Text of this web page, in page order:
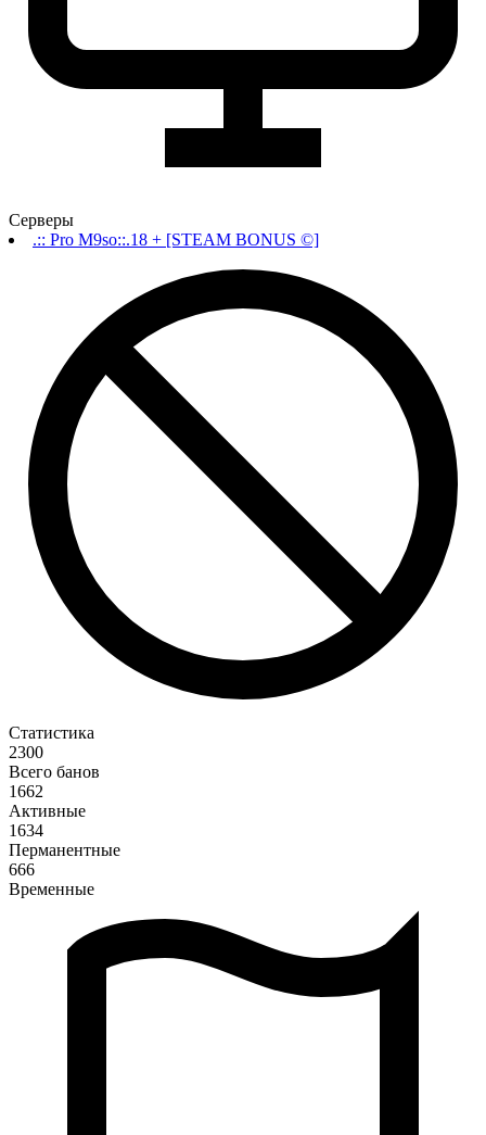
Серверы
.:: Pro M9so::.18 + [STEAM BONUS ©]
Статистика
2300
Всего банов
1662
Активные
1634
Перманентные
666
Временные